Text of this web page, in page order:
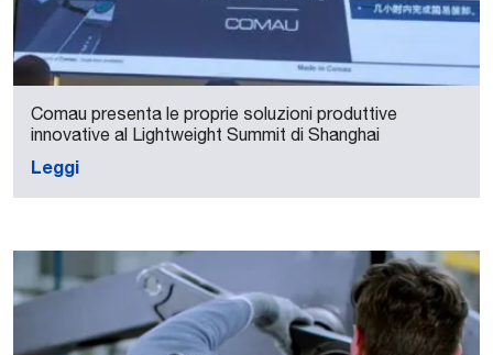
Comau presenta le proprie soluzioni produttive
innovative al Lightweight Summit di Shanghai
Leggi